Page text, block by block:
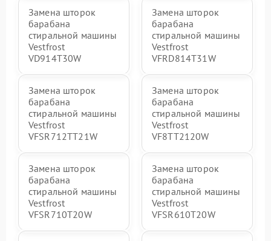
Замена шторок
барабана
стиральной машины
Vestfrost
VD914T30W
Замена шторок
барабана
стиральной машины
Vestfrost
VFRD814T31W
Замена шторок
барабана
стиральной машины
Vestfrost
VFSR712TT21W
Замена шторок
барабана
стиральной машины
Vestfrost
VF8TT2120W
Замена шторок
барабана
стиральной машины
Vestfrost
VFSR710T20W
Замена шторок
барабана
стиральной машины
Vestfrost
VFSR610T20W